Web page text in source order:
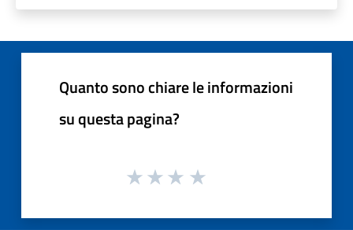
Quanto sono chiare le informazioni
su questa pagina?